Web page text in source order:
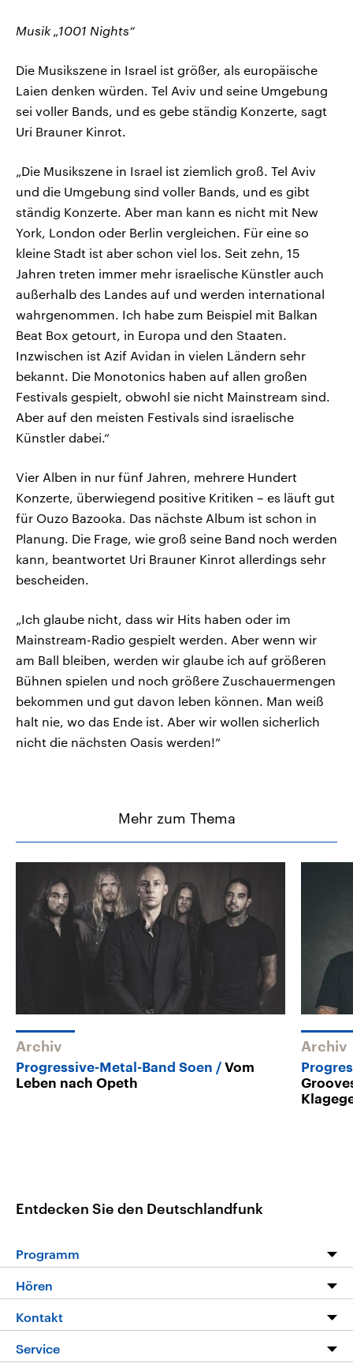
Musik „1001 Nights“
Die Musikszene in Israel ist größer, als europäische
Laien denken würden. Tel Aviv und seine Umgebung
sei voller Bands, und es gebe ständig Konzerte, sagt
Uri Brauner Kinrot.
„Die Musikszene in Israel ist ziemlich groß. Tel Aviv
und die Umgebung sind voller Bands, und es gibt
ständig Konzerte. Aber man kann es nicht mit New
York, London oder Berlin vergleichen. Für eine so
kleine Stadt ist aber schon viel los. Seit zehn, 15
Jahren treten immer mehr israelische Künstler auch
außerhalb des Landes auf und werden international
wahrgenommen. Ich habe zum Beispiel mit Balkan
Beat Box getourt, in Europa und den Staaten.
Inzwischen ist Azif Avidan in vielen Ländern sehr
bekannt. Die Monotonics haben auf allen großen
Festivals gespielt, obwohl sie nicht Mainstream sind.
Aber auf den meisten Festivals sind israelische
Künstler dabei.“
Vier Alben in nur fünf Jahren, mehrere Hundert
Konzerte, überwiegend positive Kritiken – es läuft gut
für Ouzo Bazooka. Das nächste Album ist schon in
Planung. Die Frage, wie groß seine Band noch werden
kann, beantwortet Uri Brauner Kinrot allerdings sehr
bescheiden.
„Ich glaube nicht, dass wir Hits haben oder im
Mainstream-Radio gespielt werden. Aber wenn wir
am Ball bleiben, werden wir glaube ich auf größeren
Bühnen spielen und noch größere Zuschauermengen
bekommen und gut davon leben können. Man weiß
halt nie, wo das Ende ist. Aber wir wollen sicherlich
nicht die nächsten Oasis werden!“
Mehr zum Thema
Archiv
Progressive-Metal-Band Soen
Vom
Leben nach Opeth
Archiv
Entdecken Sie den Deutschlandfunk
Programm
Programm
Die Nachrichten
Nachrichtenleicht
Hören
Livestream
Podcasts
Kontakt
Hörerservice
Service